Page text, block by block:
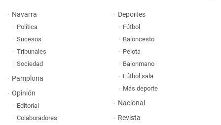
Navarra
Política
Sucesos
Tribunales
Sociedad
Pamplona
Opinión
Editorial
Colaboradores
Deportes
Fútbol
Baloncesto
Pelota
Balonmano
Fútbol sala
Más deporte
Nacional
Revista